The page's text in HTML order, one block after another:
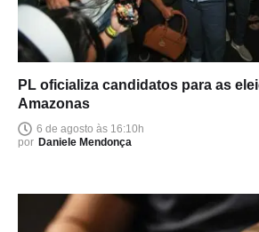
PL oficializa candidatos para as
Amazonas
6 de agosto às 16:10h
por Daniele Mendonça